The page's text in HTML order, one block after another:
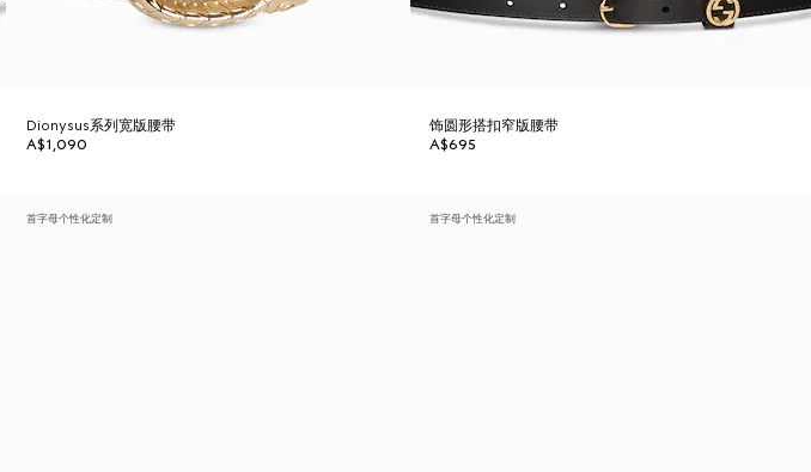
Dionysus系列宽版腰带
A$1,090
饰圆形搭扣窄版腰带
A$695
首字母个性化定制 首字母个性化定制